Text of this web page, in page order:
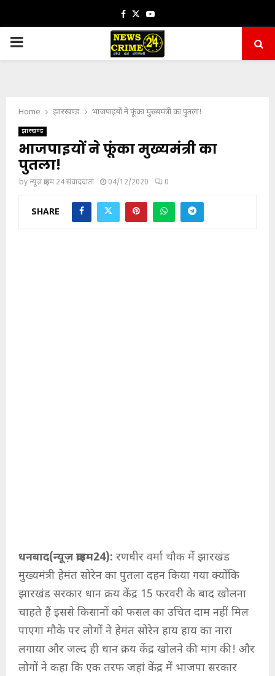
Facebook
TwitterYoutube
PRIMARY
Home झारखण्ड भाजपाइयों ने फूंका मुख्यमंत्री का पुतला!
झारखण्ड
भाजपाइयों ने फूंका मुख्यमंत्री का
पुतला!
byन्यूज़ क्राइम 24 संवाददाता 04/12/2020 0
SHARE
धनबाद(न्यूज़ क्राइम24): रणधीर वर्मा चौक में झारखंड
मुख्यमंत्री हेमंत सोरेन का पुतला दहन किया गया क्योंकि
झारखंड सरकार धान क्रय केंद्र 15 फरवरी के बाद खोलना
चाहते हैं इससे किसानों को फसल का उचित दाम नहीं मिल
पाएगा मौके पर लोगों ने हेमंत सोरेन हाय हाय का नारा
लगाया और जल्द ही धान क्रय केंद्र खोलने की मांग की! और
लोगों ने कहा कि एक तरफ जहां केंद्र में भाजपा सरकार